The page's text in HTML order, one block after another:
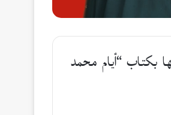
بكتاب “أيام محمد